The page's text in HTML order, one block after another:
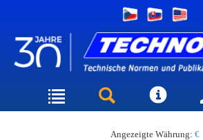
Angezeigte Währung: €